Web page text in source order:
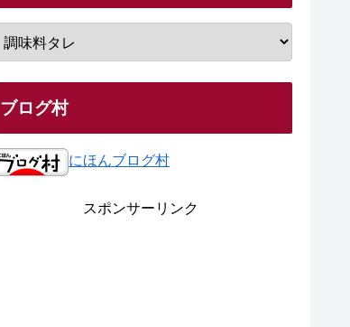
ブログ村
にほんブログ村
スポンサーリンク